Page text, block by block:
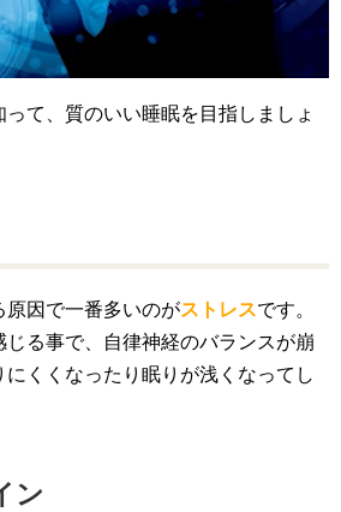
て、質のいい睡眠を目指しましょ
原因で一番多いのがストレスです。
じる事で、自律神経のバランスが崩
くくなったり眠りが浅くなってし
ン